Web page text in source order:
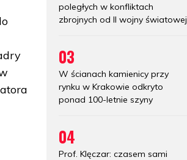
poległych w konfliktach
zbrojnych od II wojny światowej
03
W ścianach kamienicy przy
rynku w Krakowie odkryto
ponad 100-letnie szyny
04
Prof. Klęczar: czasem sami